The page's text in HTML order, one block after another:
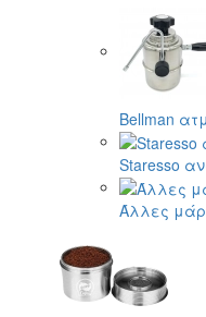
Bellman
Staresso
Άλλες